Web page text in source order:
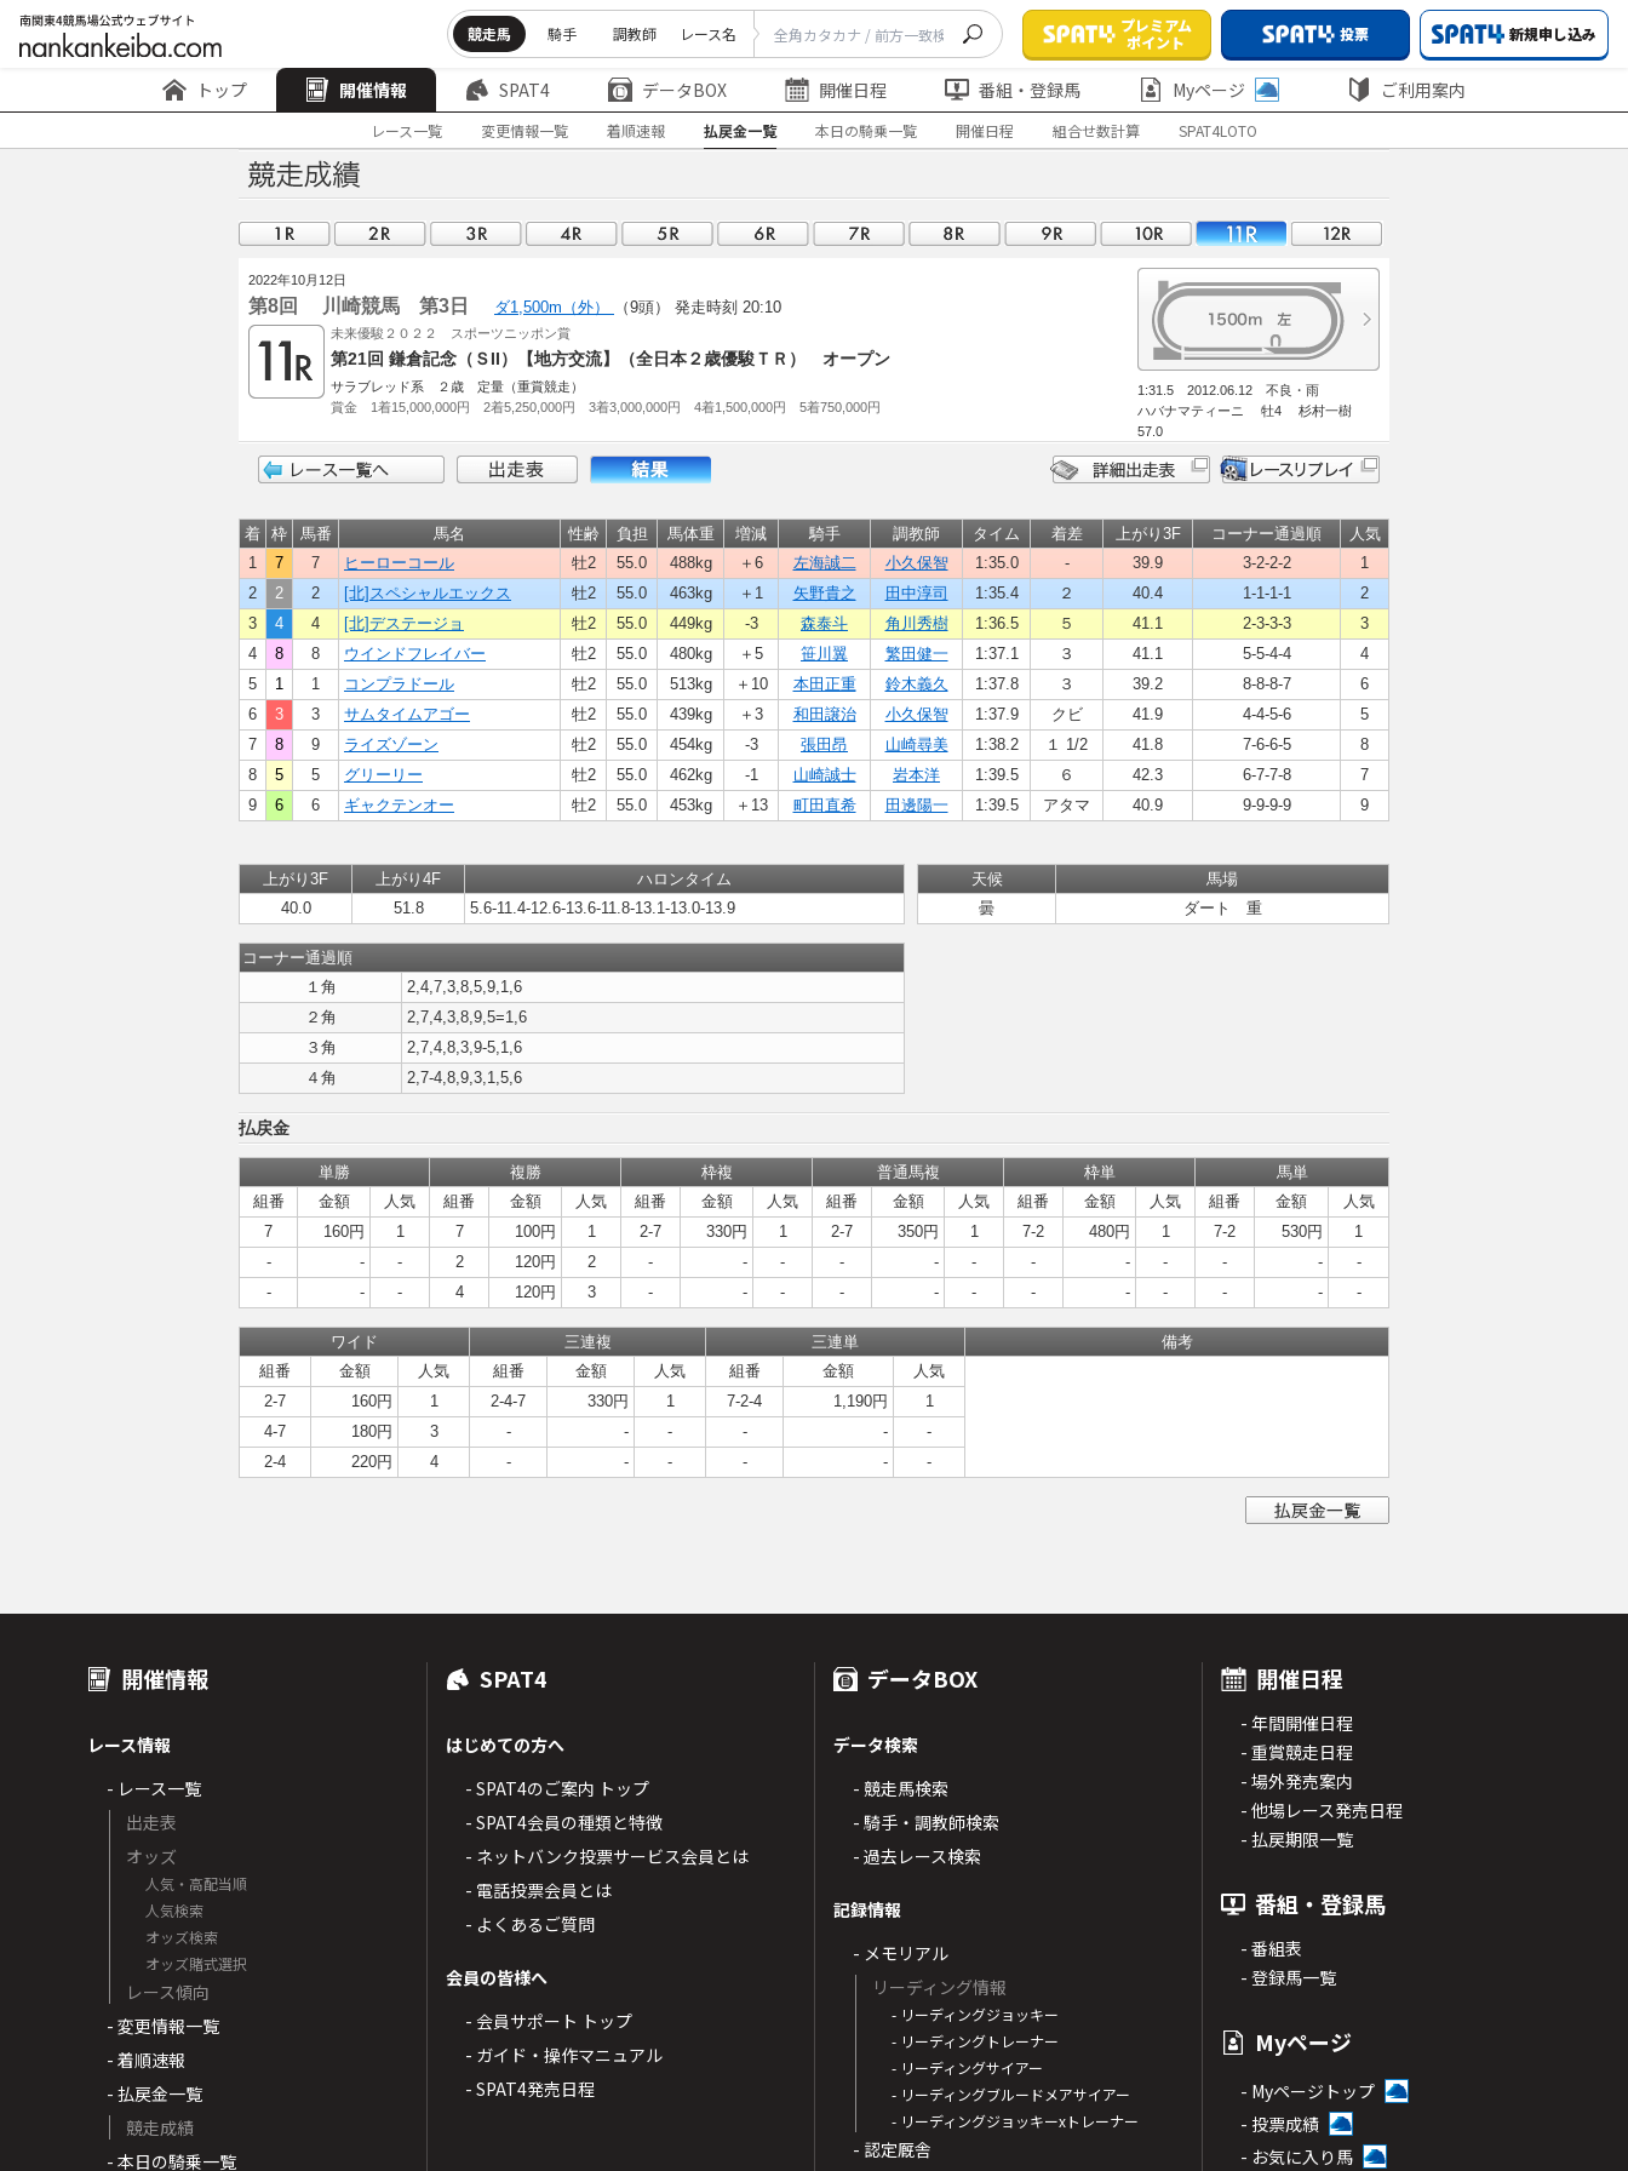
競走馬 騎手 調教師 レース名
プレミアム
ポイント
投票 新規申し込み
トップ 開催情報 SPAT4 データBOX 開催日程 番組・登録馬 Myページ ご利用案内
レース一覧 変更情報一覧 着順速報 払戻金一覧 本日の騎乗一覧 開催日程 組合せ数計算 SPAT4LOTO
2022年10月12日
第8回 川崎競馬 第3日 ダ1,500m（外） （9頭） 発走時刻 20:10
未来優駿２０２２ スポーツニッポン賞
第21回 鎌倉記念（ＳII）【地方交流】（全日本２歳優駿ＴＲ） オープン
サラブレッド系 ２歳 定量（重賞競走）
賞金 1着15,000,000円 2着5,250,000円 3着3,000,000円 4着1,500,000円 5着750,000円
1:31.5 2012.06.12 不良・雨
ハバナマティーニ 牡4 杉村一樹
57.0
着 枠 馬番 馬名 性齢 負担 馬体重 増減 騎手 調教師 タイム 着差 上がり3F コーナー通過順
人気
1
7 7 ヒーローコール 牡2 55.0 488kg ＋6 左海誠二 小久保智 1:35.0 - 39.9 3-2-2-2
1
2
2 2 [北]スペシャルエックス 牡2 55.0 463kg ＋1 矢野貴之 田中淳司 1:35.4 ２ 40.4 1-1-1-1
2
3
4 4 [北]デステージョ 牡2 55.0 449kg -3 森泰斗 角川秀樹 1:36.5 ５ 41.1 2-3-3-3
3
4
8 8 ウインドフレイバー 牡2 55.0 480kg ＋5 笹川翼 繁田健一 1:37.1 ３ 41.1 5-5-4-4
4
5
1 1 コンプラドール 牡2 55.0 513kg ＋10 本田正重 鈴木義久 1:37.8 ３ 39.2 8-8-8-7
6
6
3 3 サムタイムアゴー 牡2 55.0 439kg ＋3 和田譲治 小久保智 1:37.9 クビ 41.9 4-4-5-6
5
7
8 9 ライズゾーン 牡2 55.0 454kg -3 張田昂 山崎尋美 1:38.2 １ 1/2 41.8 7-6-6-5
8
8
5 5 グリーリー 牡2 55.0 462kg -1 山崎誠士 岩本洋 1:39.5 ６ 42.3 6-7-7-8
7
9
6 6 ギャクテンオー 牡2 55.0 453kg ＋13 町田直希 田邊陽一 1:39.5 アタマ 40.9 9-9-9-9 9
上がり3F 上がり4F
ハロンタイム
40.0
51.8 5.6-11.4-12.6-13.6-11.8-13.1-13.0-13.9
コーナー通過順
１角
2,4,7,3,8,5,9,1,6
２角
2,7,4,3,8,9,5=1,6
３角
2,7,4,8,3,9-5,1,6
４角
2,7-4,8,9,3,1,5,6
天候
馬場
曇
ダート 重
払戻金
単勝 複勝 枠複 普通馬複 枠単
馬単
組番
金額 人気 組番 金額 人気 組番 金額 人気 組番 金額 人気 組番 金額 人気 組番 金額
人気
7
160円 1 7 100円 1 2-7 330円 1 2-7 350円 1 7-2 480円 1 7-2 530円
1
-
- - 2 120円 2 - - - - - - - - - - -
-
-
- - 4 120円 3 - - - - - - - - - - - -
ワイド 三連複 三連単
備考
組番
金額 人気 組番 金額 人気 組番 金額
人気
2-7
160円 1 2-4-7 330円 1 7-2-4 1,190円
1
4-7
180円 3 - - - - -
-
2-4
220円 4 - - - - - -
開催情報
レース情報
- レース一覧
出走表
オッズ
人気・高配当順
人気検索
オッズ検索
オッズ賭式選択
レース傾向
- 変更情報一覧
- 着順速報
- 払戻金一覧
競走成績
- 本日の騎乗一覧
SPAT4
はじめての方へ
- SPAT4のご案内 トップ
- SPAT4会員の種類と特徴
- ネットバンク投票サービス会員とは
- 電話投票会員とは
- よくあるご質問
会員の皆様へ
- 会員サポート トップ
- ガイド・操作マニュアル
- SPAT4発売日程
データBOX
データ検索
- 競走馬検索
- 騎手・調教師検索
- 過去レース検索
記録情報
- メモリアル
リーディング情報
- リーディングジョッキー
- リーディングトレーナー
- リーディングサイアー
- リーディングブルードメアサイアー
- リーディングジョッキーxトレーナー
- 認定厩舎
開催日程
- 年間開催日程
- 重賞競走日程
- 場外発売案内
- 他場レース発売日程
- 払戻期限一覧
番組・登録馬
- 番組表
- 登録馬一覧
Myページ
- Myページトップ
- 投票成績
- お気に入り馬